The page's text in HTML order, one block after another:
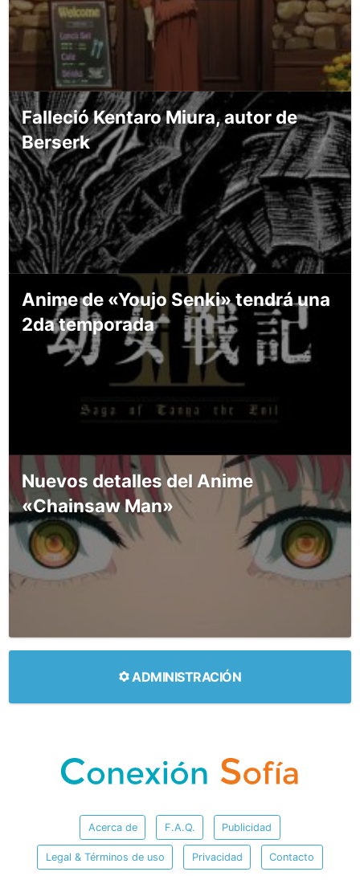
Falleció Kentaro Miura, autor de
Berserk
Anime de «Youjo Senki» tendrá una
2da temporada
Nuevos detalles del Anime
«Chainsaw Man»
ADMINISTRACIÓN
Acerca de F.A.Q. Publicidad
Legal & Términos de uso Privacidad Contacto